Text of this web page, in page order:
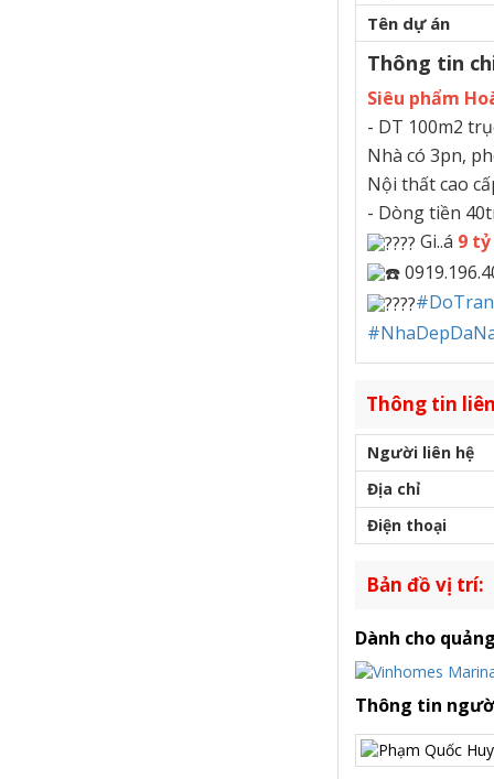
Tên dự án
Thông tin
Siêu phẩm
- DT 100m2
Nhà có 3pn,
Nội thất cao
- Dòng tiền
Gi..á 9
#DoTran
Thông tin
Người liên hệ
Địa chỉ
Điện thoại
Bản đồ vị trí:
Dành cho
Thông tin